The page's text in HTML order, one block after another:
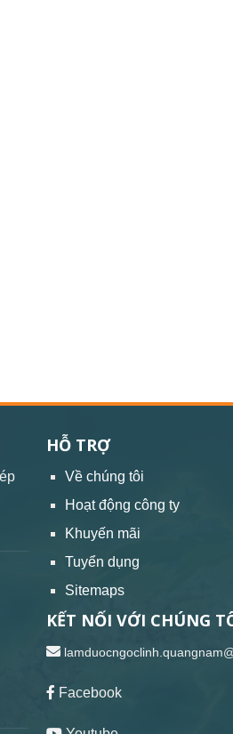
HỖ TRỢ
Về chúng tôi
Hoạt động công ty
Khuyến mãi
Tuyển dụng
Sitemaps
KẾT NỐI VỚI CHÚNG
Facebook